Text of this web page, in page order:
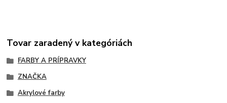
Tovar zaradený v kategóriách
FARBY A PRÍPRAVKY
ZNAČKA
Akrylové farby